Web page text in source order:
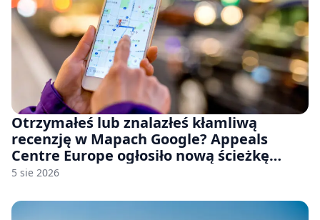
Otrzymałeś lub znalazłeś kłamliwą
recenzję w Mapach Google? Appeals
Centre Europe ogłosiło nową ścieżkę
odwoławczą dla firm i konsumentów
5 sie 2026